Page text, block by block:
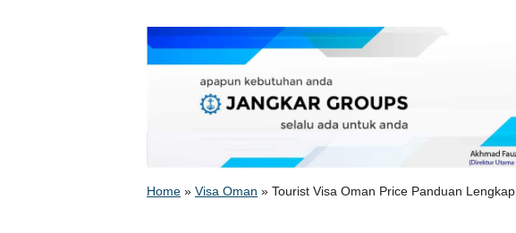
Home » Visa Oman » Tourist Visa Oman Price Panduan Lengkap